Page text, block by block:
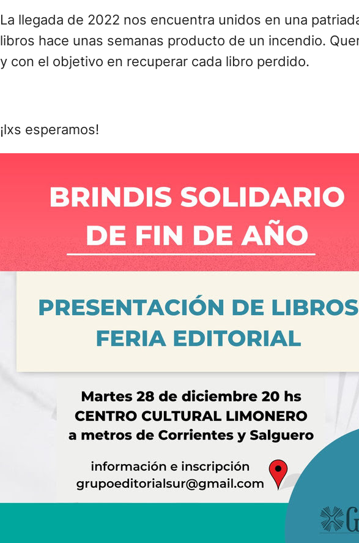
La llegada de 2022 nos encuentra unidos en una
libros hace unas semanas producto de un incendio.
y con el objetivo en recuperar cada libro perdido.
¡lxs esperamos!